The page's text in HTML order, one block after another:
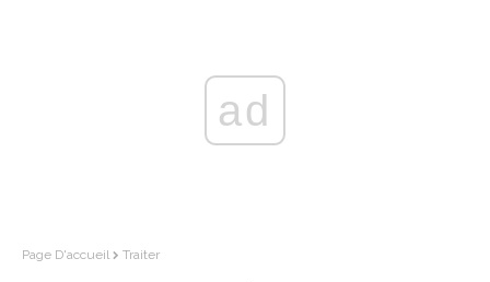
ad
Page D'accueil Traiter